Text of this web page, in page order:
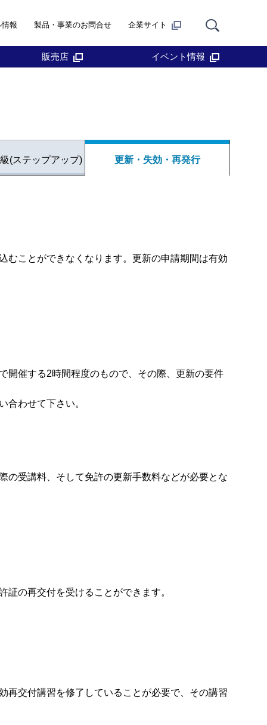
情報 製品・事業のお問合せ 企業サイト
販売店 イベント情報
(ステップアップ) 更新・失効・再発行
むことができなくなります。更新の申請期間は有効
開催する2時間程度のもので、その際、更新の要件
合わせて下さい。
の受講料、そして免許の更新手数料などが必要とな
の再交付を受けることができます。
再交付講習を修了していることが必要で、その講習